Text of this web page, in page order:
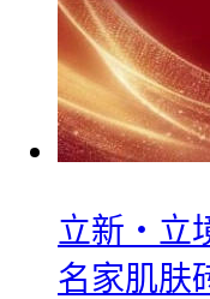
立新・立
名家肌肤